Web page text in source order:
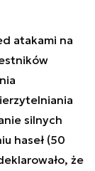
atakami na
silnych
haseł (50
że